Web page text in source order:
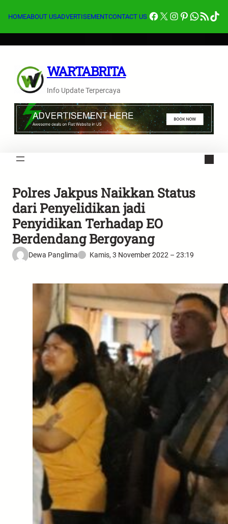
HOMEABOUT USADVERTISEMENTCONTACT US Facebook
X Instagram
Pinterest
Feed RSS
WARTABRITA
Info Update Terpercaya
Polres Jakpus Naikkan Status
dari Penyelidikan jadi
Penyidikan Terhadap EO
Berdendang Bergoyang
Dewa Panglima Kamis, 3 November 2022 – 23:19